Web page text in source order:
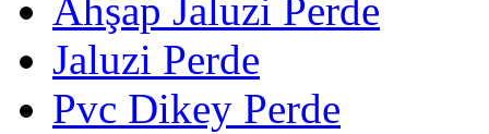
Ahşap Jaluzi Perde
Jaluzi Perde
Pvc Dikey Perde